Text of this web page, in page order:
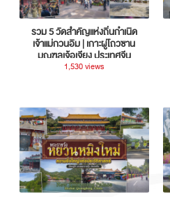
รวม 5 วัดสำคัญแห่งถิ่นกำเนิด
เจ้าแม่กวนอิม | เกาะผู่โถวซาน
มณฑลเจ้อเจียง ประเทศจีน
1,530 views